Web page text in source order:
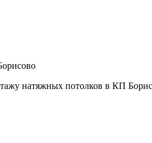
натяжных потолков в КП